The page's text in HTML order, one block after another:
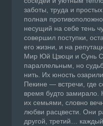
заботы, труда и
полная
несущий на себе тень
совершил поступки,
его жизни, и на
Мир Юй Цзюци и Сунь
параллельным, но
нить. Их юность
Пекине — встречи, где
время будто
их семьями, словно
любви расцвести. Они
другой, третий…